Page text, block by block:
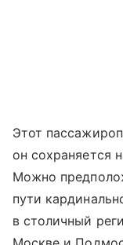
Этот
он сохраняется
Можно
пути
в столичный